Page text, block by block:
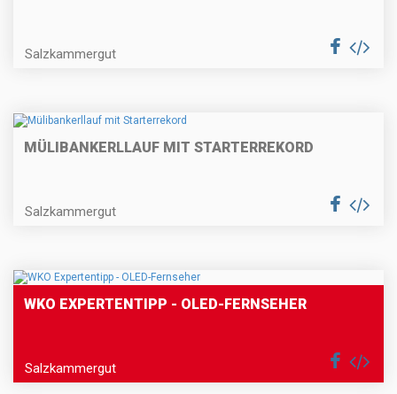
Salzkammergut
MÜLIBANKERLLAUF MIT STARTERREKORD
Salzkammergut
WKO EXPERTENTIPP - OLED-FERNSEHER
Salzkammergut